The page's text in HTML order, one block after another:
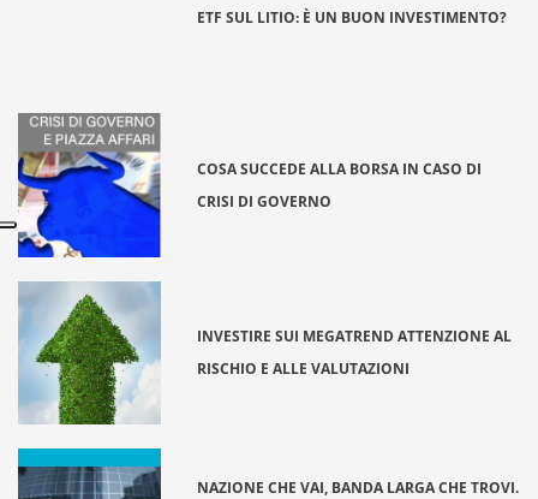
ETF SUL LITIO: È UN BUON INVESTIMENTO?
COSA SUCCEDE ALLA BORSA IN CASO DI
CRISI DI GOVERNO
INVESTIRE SUI MEGATREND ATTENZIONE AL
RISCHIO E ALLE VALUTAZIONI
NAZIONE CHE VAI, BANDA LARGA CHE TROVI.